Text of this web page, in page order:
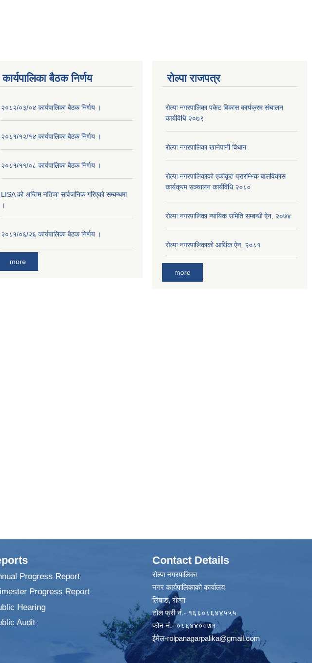
कार्यपालिका बैठक निर्णय
२०८२/०३/०४ कार्यपालिका बैठक निर्णय ।
२०८१/१२/१४ कार्यपालिका बैठक निर्णय ।
२०८१/११/०८ कार्यपालिका बैठक निर्णय ।
LISA को अन्तिम नतिजा सार्वजनिक गरिएको सम्बन्धमा
।
२०८१/०६/२६ कार्यपालिका बैठक निर्णय ।
more
रोल्पा राजपत्र
रोल्पा नगरपालिका पकेट विकास कार्यक्रम संचालन
कार्यविधि २०७९
रोल्पा नगरपालिका खानेपानी विधान
रोल्पा नगरपालिकाको एकीकृत प्रारम्भिक बालविकास
कार्यक्रम सञ्चालन कार्यविधि २०८०
रोल्पा नगरपालिका न्यायिक समिति सम्बन्धी ऐन, २०७४
रोल्पा नगरपालिकाको आर्थिक ऐन, २०८१
more
Progress Report
Progress Report
Hearing
Audit
Contact Details
रोल्पा नगरपालिका
नगर कार्यपालिकाको कार्यालय
लिबाङ, रोल्पा
टोल फ्री नं.- १६६०८६४४५५५
फोन नं.- ०८६४४००७१
ईमेल-rolpanagarpalika@gmail.com